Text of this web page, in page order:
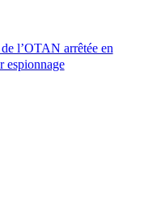
l’OTAN arrêtée en
espionnage